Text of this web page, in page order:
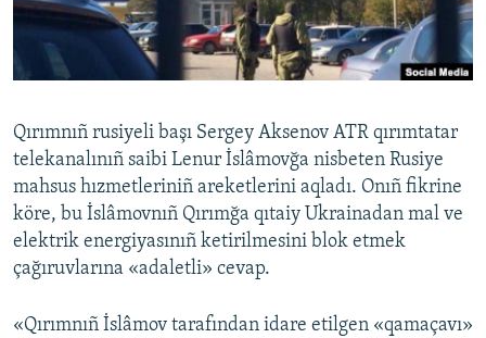
Русский
Українською
RFE/RS bütün saytları
Qırımnıñ rusiyeli başı Sergey Aksenov ATR qırımtatar
telekanalınıñ saibi Lenur İslâmovğa nisbeten Rusiye
mahsus hızmetleriniñ areketlerini aqladı. Onıñ fikrine
köre, bu İslâmovnıñ Qırımğa qıtaiy Ukrainadan mal ve
elektrik energiyasınıñ ketirilmesini blok etmek
çağıruvlarına «adaletli» cevap.
«Qırımnıñ İslâmov tarafından idare etilgen «qamaçavı»